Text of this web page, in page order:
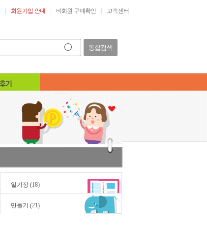
회원가입 안내 비회원 구매확인 고객센터
통합검색
일기장 (18)
만들기 (21)